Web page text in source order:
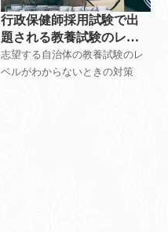
行政保健師採用試験で出
題される教養試験のレベ
ルがわからない時は！？
志望する自治体の教養試験のレ
ベルがわからないときの対策